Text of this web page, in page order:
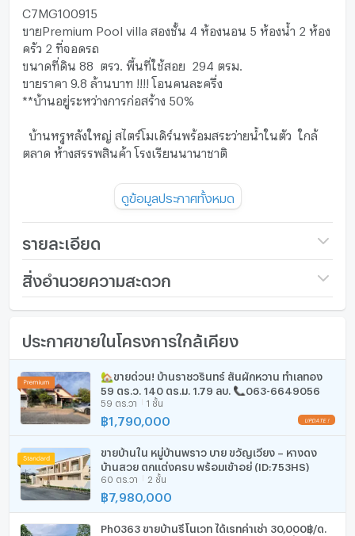
C7MG100915
ขายPremium Pool villa สองชั้น 4 ห้องนอน 5 ห้องน้ำ 2 ห้อง
ครัว 2 ที่จอดรถ
ขนาดที่ดิน 88 ตรว. พื้นที่ใช้สอย 294 ตรม.
ขายราคา 9.8 ล้านบาท !!!! โอนคนละครึ่ง
**บ้านอยู่ระหว่างการก่อสร้าง 50%
บ้านหรูหลังใหญ่ สไตร์โมเดิร์นพร้อมสระว่ายน้ำในตัว ใกล้
ตลาด ห้างสรรพสินค้า โรงเรียนนานาชาติ
พร้อมดำเนินการซื้อขาย สินเชื่อฟรี ทุกขั้นตอน
สถานที่สำคัญใกล้เคียง
-เซนทรัลแอร์พอร์ต 6 กม.
-กาดฝรั่ง 6 กม.
แอดไลน์ : https://line.me/ti/p/DKHtGw3GZO
Line ID : @i0880878362
Whatapp : 0880878362
Wechat : p0880878362
สนใจติดต่อ: คุณแพรว 088-0878362,คุณซินดี้ 090-
3198948 , คุณอาย 095-6834198
https://ihomethai.com/
ดูข้อมูลประกาศทั้งหมด
รายละเอียด
ราคา 9,800,000
จำนวนชั้น 2 ชั้น
จำนวนห้องนอน
5 ห้องน้ำ
ขนาดที่ดิน
พื้นที่ใช้สอย (ตร.ม.)
จำนวนพื้นที่จอดรถ (คัน) 2 คัน
การตกแต่ง
สิ่งอำนวยความสะดวก
เฟอร์นิเจอร์
โทรศัพท์บ้าน
เครื่องปรับอากาศ
เครื่องทำน้ำร้อน/น้ำอุ่น
ประตูห้องระบบ digital lock
อ่างอาบน้ำ
TV
เตาปรุงอาหาร
ประกาศขายในโครงการใกล้เคียง
🏡ขายด่วน! บ้านราชวรินทร์ สันผักหวาน ทำเลทอง
59 ตร.ว. 140 ตร.ม. 1.79 ลบ. 📞063-6649056
59 ตร.วา 1 ชั้น
฿1,790,000
ขายบ้านใน หมู่บ้านพราว บาย ขวัญเวียง – หางดง
บ้านสวย ตกแต่งครบ พร้อมเข้าอยู่ (ID:753HS)
60 ตร.วา 2 ชั้น
฿7,980,000
Ph0363 ขายบ้านรีโนเวท ได้เรทค่าเช่า 30,000฿/ด.